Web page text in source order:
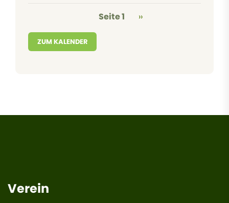
Seitennummerierung
Seite 1 Nächste Seite
››
ZUM KALENDER
Verein